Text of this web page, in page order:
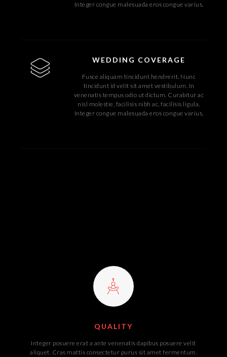
Integer congue malesuada eros congue varius.
WEDDING COVERAGE
Fusce aliquam tincidunt hendrerit. Nunc
tincidunt id velit sit amet vestibulum. In
venenatis tempus odio ut dictum. Curabitur ac
nisl molestie, facilisis nibh ac, facilisis ligula.
Integer congue malesuada eros congue varius.
QUALITY
Integer posuere erat a ante venenatis dapibus posuere velit
aliquet. Cras mattis consectetur purus sit amet fermentum.